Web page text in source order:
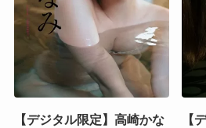
【デジタル限定】高崎かな
【